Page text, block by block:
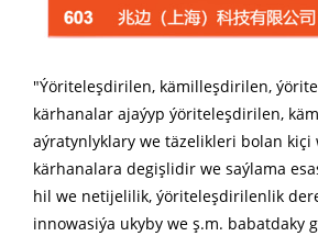
"Ýöriteleşdirilen, kämilleşdirilen,
kärhanalar ajaýyp ýöriteleşdirilen,
aýratynlyklary we täzelikleri bolan kiçi
kärhanalara degişlidir we saýlama
hil we netijelilik, ýöriteleşdirilenlik
innowasiýa ukyby we ş.m. babatdaky